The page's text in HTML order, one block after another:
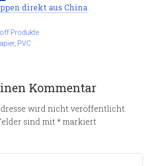
direkt aus China
Produkte
, PVC
Kommentar
wird nicht veröffentlicht.
sind mit*markiert